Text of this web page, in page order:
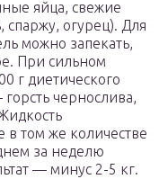
яйца, свежие
спаржу, огурец). Для
можно запекать,
При сильном
г диетического
горсть чернослива,
в том же количестве
за неделю
— минус 2-5 кг.